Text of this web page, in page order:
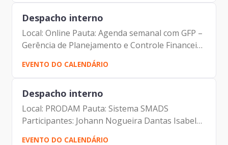
Despacho interno
Local: Online Pauta: Agenda semanal com GFP –
Gerência de Planejamento e Controle Financeiro
Participantes: Johann Nogueira Dantas Jorge
Pereira Leite Fernando Josenias V Nascimento
EVENTO DO CALENDÁRIO
Despacho interno
Local: PRODAM Pauta: Sistema SMADS
Participantes: Johann Nogueira Dantas Isabela
Domingues Moure Varela Francisco Luis
EVENTO DO CALENDÁRIO